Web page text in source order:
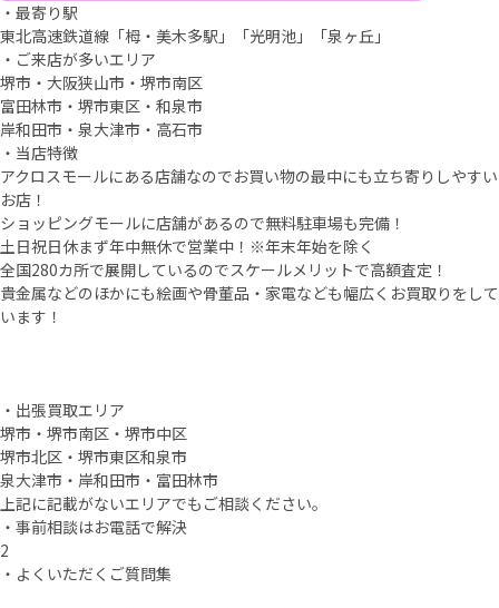
・最寄り駅
東北高速鉄道線「栂・美木多駅」「光明池」「泉ヶ丘」
・ご来店が多いエリア
堺市・大阪狭山市・堺市南区
富田林市・堺市東区・和泉市
岸和田市・泉大津市・高石市
・当店特徴
アクロスモールにある店舗なのでお買い物の最中にも立ち寄りしやすい
お店！
ショッピングモールに店舗があるので無料駐車場も完備！
土日祝日休まず年中無休で営業中！※年末年始を除く
全国280カ所で展開しているのでスケールメリットで高額査定！
貴金属などのほかにも絵画や骨董品・家電なども幅広くお買取りをして
います！
・出張買取エリア
堺市・堺市南区・堺市中区
堺市北区・堺市東区和泉市
泉大津市・岸和田市・富田林市
上記に記載がないエリアでもご相談ください。
・事前相談はお電話で解決
2
・よくいただくご質問集